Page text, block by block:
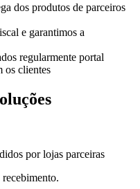
dos produtos de parceiros
e garantimos a
regularmente portal
os clientes
por lojas parceiras